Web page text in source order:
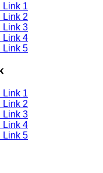
Link 1
Link 2
Link 3
Link 4
Link 5
Link 1
Link 2
Link 3
Link 4
Link 5